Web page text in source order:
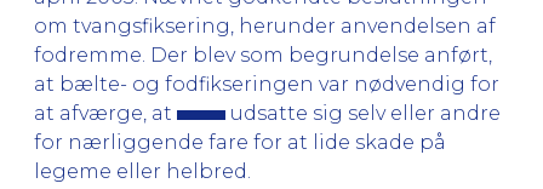
om tvangsfiksering, herunder anvendelsen af
fodremme. Der blev som begrundelse anført,
at bælte- og fodfikseringen var nødvendig for
at afværge, at
udsatte sig selv eller andre
for nærliggende fare for at lide skade på
legeme eller helbred.